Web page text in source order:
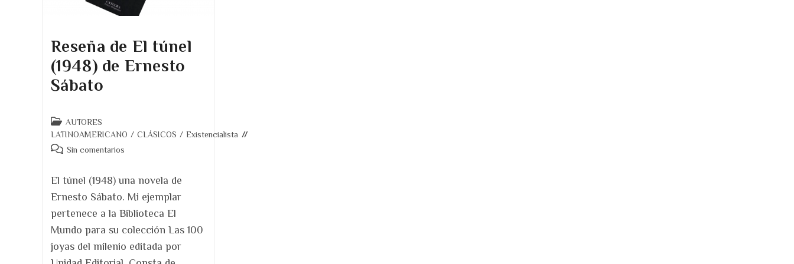
Reseña de El túnel
(1948) de Ernesto
Sábato
Categoría
de
la
AUTORES
LATINOAMERICANO / CLÁSICOS / Existencialista
Comentarios
entrada:
Sin comentarios
El túnel (1948) una novela de
Ernesto Sábato. Mi ejemplar
pertenece a la Biblioteca El
Mundo para su colección Las 100
joyas del milenio editada por